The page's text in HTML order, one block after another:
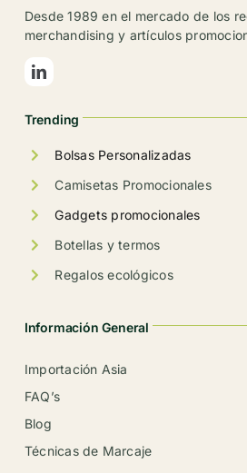
pueden
de
producto
Desde 1989 en el mercado de los
merchandising y artículos
Trending
Bolsas Personalizadas
Camisetas Promocionales
Gadgets promocionales
Botellas y termos
Regalos ecológicos
Información General
Importación Asia
FAQ’s
Blog
Técnicas de Marcaje